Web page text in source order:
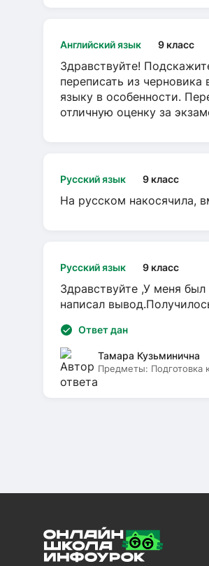
Английский язык 9 класс
Здравствуйте!
переписать из черновика
языку в особенности.
отличную оценку за
Русский язык 9 класс
На русском накосячила,
Русский язык 9 класс
Здравствуйте ,У меня
написал
Ответ дан
Тамара Кузьминична
Предметы: Подготовка